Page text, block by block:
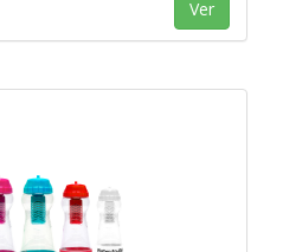
Ver